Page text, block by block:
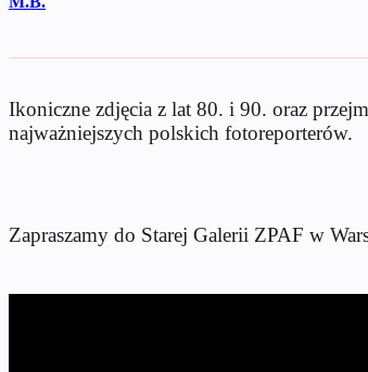
Ikoniczne zdjęcia z lat 80. i 90. oraz
najważniejszych polskich fotoreporterów.
Zapraszamy do Starej Galerii ZPAF w